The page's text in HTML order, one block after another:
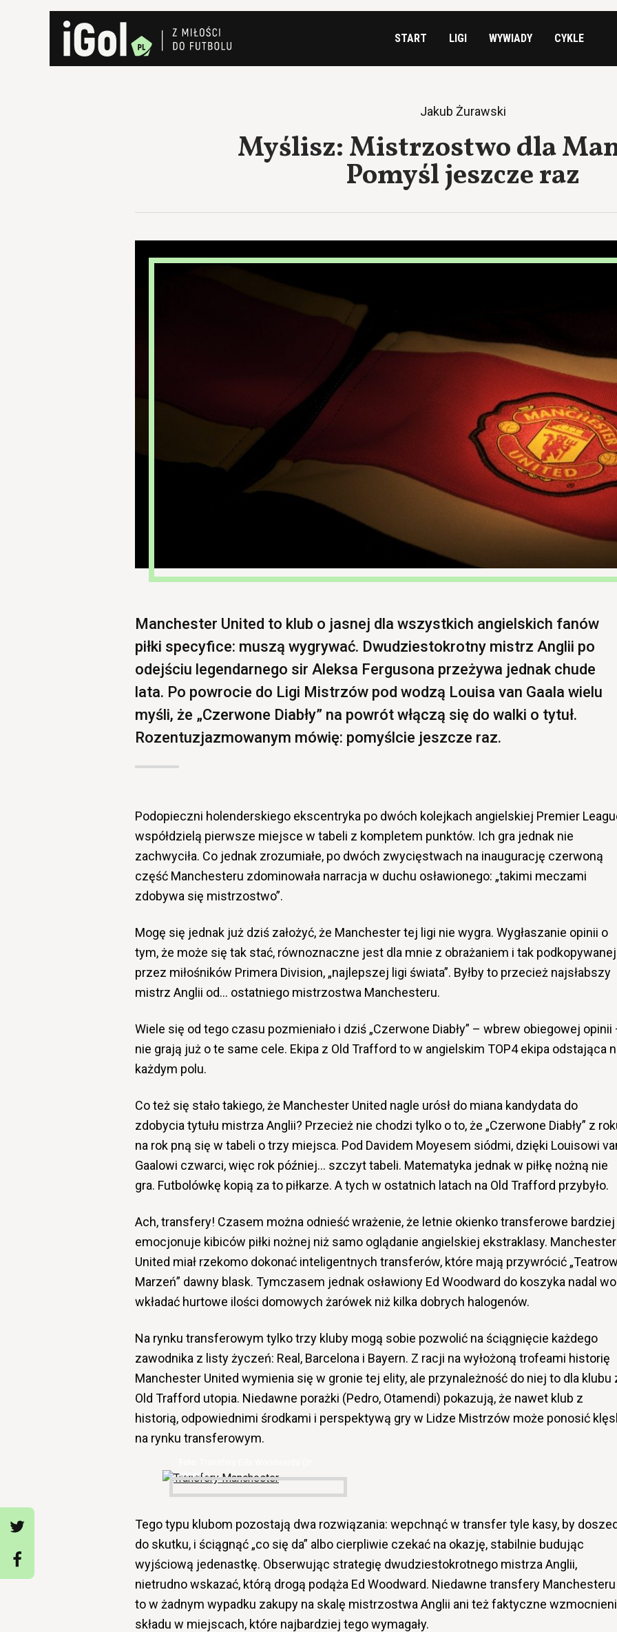
START LIGI WYWIADY CYKLE
Jakub Żurawski
Myślisz: Mistrzostwo dla
Pomyśl jeszcze raz
Manchester United to klub o jasnej dla wszystkich angielskich fanów
piłki specyfice: muszą wygrywać. Dwudziestokrotny mistrz Anglii po
odejściu legendarnego sir Aleksa Fergusona przeżywa jednak chude
lata. Po powrocie do Ligi Mistrzów pod wodzą Louisa van Gaala wielu
myśli, że „Czerwone Diabły” na powrót włączą się do walki o tytuł.
Rozentuzjazmowanym mówię: pomyślcie jeszcze raz.
Podopieczni holenderskiego ekscentryka po dwóch kolejkach angielskiej Premier
współdzielą pierwsze miejsce w tabeli z kompletem punktów. Ich gra jednak nie
zachwyciła. Co jednak zrozumiałe, po dwóch zwycięstwach na inaugurację czerwoną
część Manchesteru zdominowała narracja w duchu osławionego: „takimi meczami
zdobywa się mistrzostwo”.
Mogę się jednak już dziś założyć, że Manchester tej ligi nie wygra. Wygłaszanie opinii o
tym, że może się tak stać, równoznaczne jest dla mnie z obrażaniem i tak podkopywanej
przez miłośników Primera Division, „najlepszej ligi świata”. Byłby to przecież najsłabszy
mistrz Anglii od… ostatniego mistrzostwa Manchesteru.
Wiele się od tego czasu pozmieniało i dziś „Czerwone Diabły” – wbrew obiegowej opinii
nie grają już o te same cele. Ekipa z Old Trafford to w angielskim TOP4 ekipa odstająca
każdym polu.
Co też się stało takiego, że Manchester United nagle urósł do miana kandydata do
zdobycia tytułu mistrza Anglii? Przecież nie chodzi tylko o to, że „Czerwone Diabły” z
na rok pną się w tabeli o trzy miejsca. Pod Davidem Moyesem siódmi, dzięki Louisowi
Gaalowi czwarci, więc rok później… szczyt tabeli. Matematyka jednak w piłkę nożną nie
gra. Futbolówkę kopią za to piłkarze. A tych w ostatnich latach na Old Trafford przybyło.
Ach, transfery! Czasem można odnieść wrażenie, że letnie okienko transferowe bardziej
emocjonuje kibiców piłki nożnej niż samo oglądanie angielskiej ekstraklasy. Manchester
United miał rzekomo dokonać inteligentnych transferów, które mają przywrócić
Marzeń” dawny blask. Tymczasem jednak osławiony Ed Woodward do koszyka nadal
wkładać hurtowe ilości domowych żarówek niż kilka dobrych halogenów.
Na rynku transferowym tylko trzy kluby mogą sobie pozwolić na ściągnięcie każdego
zawodnika z listy życzeń: Real, Barcelona i Bayern. Z racji na wyłożoną trofeami historię
Manchester United wymienia się w gronie tej elity, ale przynależność do niej to dla klubu
Old Trafford utopia. Niedawne porażki (Pedro, Otamendi) pokazują, że nawet klub z
historią, odpowiednimi środkami i perspektywą gry w Lidze Mistrzów może ponosić
na rynku transferowym.
własne)
Tego typu klubom pozostają dwa rozwiązania: wepchnąć w transfer tyle kasy, by
do skutku, i ściągnąć „co się da” albo cierpliwie czekać na okazję, stabilnie budując
wyjściową jedenastkę. Obserwując strategię dwudziestokrotnego mistrza Anglii,
nietrudno wskazać, którą drogą podąża Ed Woodward. Niedawne transfery Manchesteru
to w żadnym wypadku zakupy na skalę mistrzostwa Anglii ani też faktyczne
składu w miejscach, które najbardziej tego wymagały.